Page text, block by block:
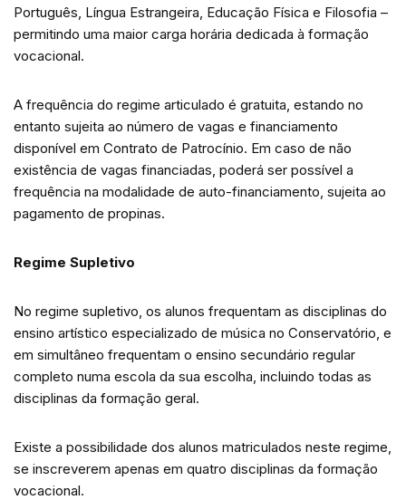
Português, Língua Estrangeira, Educação Física e Filosofia –
permitindo uma maior carga horária dedicada à formação
vocacional.
A frequência do regime articulado é gratuita, estando no
entanto sujeita ao número de vagas e financiamento
disponível em Contrato de Patrocínio. Em caso de não
existência de vagas financiadas, poderá ser possível a
frequência na modalidade de auto-financiamento, sujeita ao
pagamento de propinas.
Regime Supletivo
No regime supletivo, os alunos frequentam as disciplinas do
ensino artístico especializado de música no Conservatório, e
em simultâneo frequentam o ensino secundário regular
completo numa escola da sua escolha, incluindo todas as
disciplinas da formação geral.
Existe a possibilidade dos alunos matriculados neste regime,
se inscreverem apenas em quatro disciplinas da formação
vocacional.